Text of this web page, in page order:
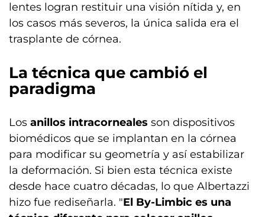
lentes logran restituir una visión nítida y, en
los casos más severos, la única salida era el
trasplante de córnea.
La técnica que cambió el
paradigma
Los anillos intracorneales son dispositivos
biomédicos que se implantan en la córnea
para modificar su geometría y así estabilizar
la deformación. Si bien esta técnica existe
desde hace cuatro décadas, lo que Albertazzi
hizo fue rediseñarla. "El By-Limbic es una